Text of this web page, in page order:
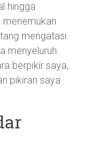
hingga
menemukan
mengatasi
menyeluruh.
berpikir saya,
pikiran saya